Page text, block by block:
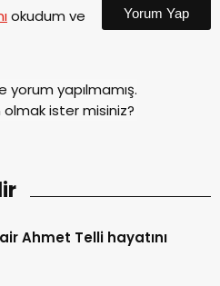
okudum ve
Yorum Yap
yorum yapılmamış.
ister misiniz?
Ahmet Telli hayatını